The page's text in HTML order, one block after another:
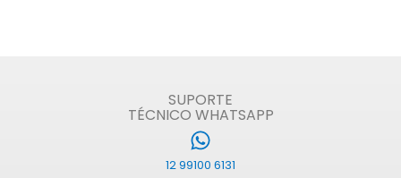
SUPORTE
TÉCNICO WHATSAPP
12 99100 6131